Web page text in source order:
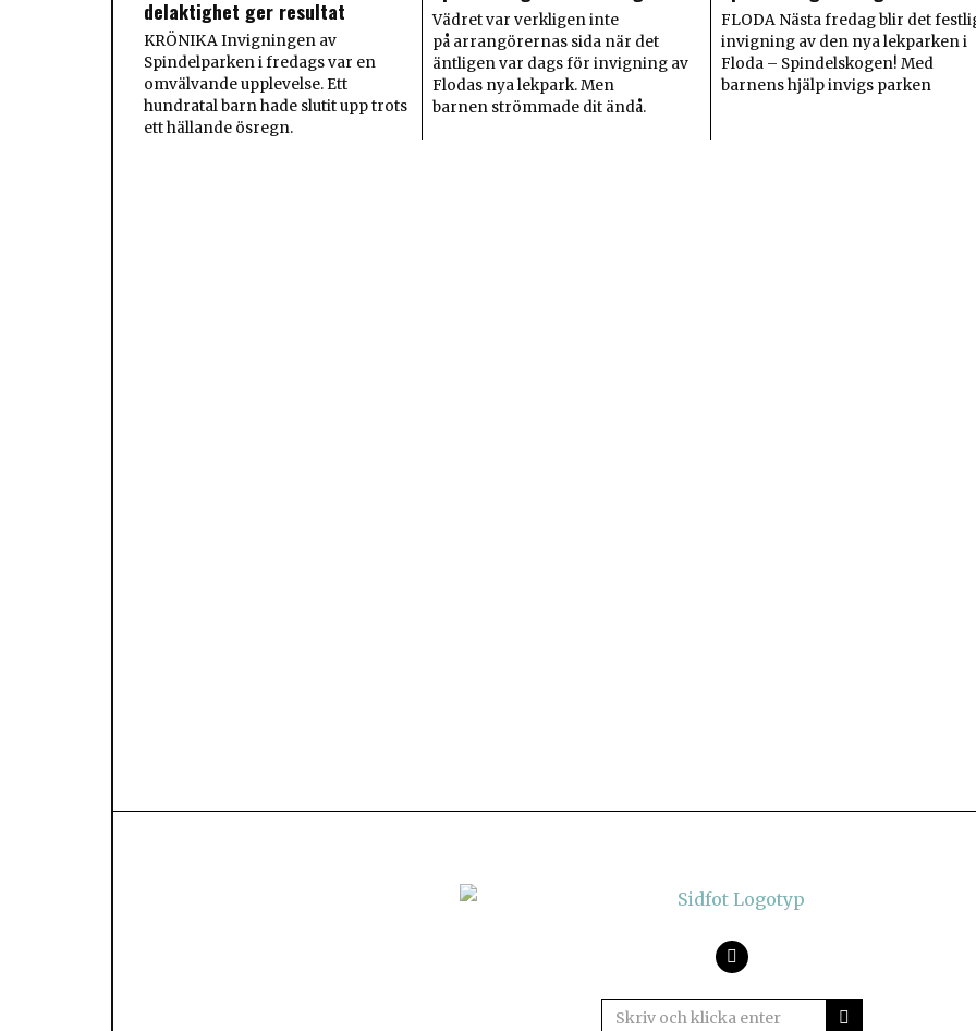
delaktighet ger resultat
KRÖNIKA Invigningen av
Spindelparken i fredags var en
omvälvande upplevelse. Ett
hundratal barn hade slutit upp trots
ett hällande ösregn.
Vädret var verkligen inte
på arrangörernas sida när det
äntligen var dags för invigning av
Flodas nya lekpark. Men
barnen strömmade dit ändå.
FLODA Nästa fredag blir det
invigning av den nya lekparken i
Floda – Spindelskogen! Med
barnens hjälp invigs parken